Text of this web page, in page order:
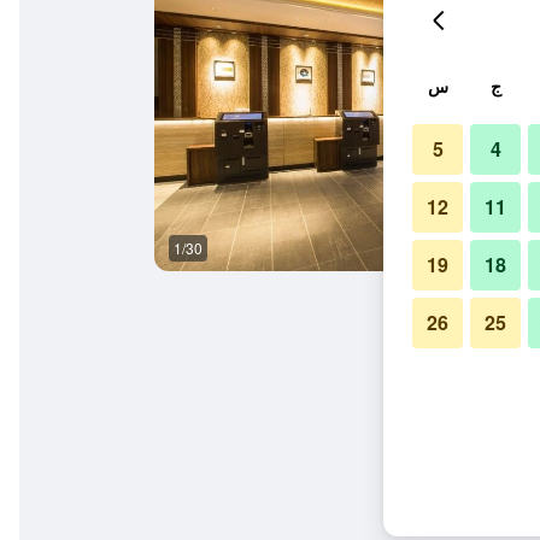
1/30
ج س
4
5
11
12
18
19
25
26